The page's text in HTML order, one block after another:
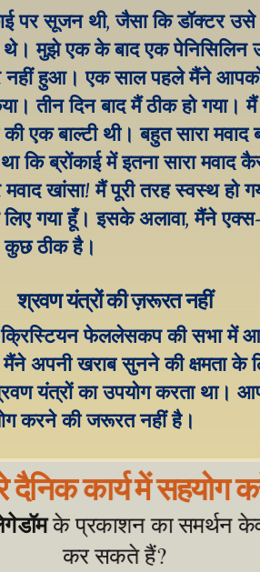
पर सूजन थी, जैसा कि डॉक्टर
मुझे एक के बाद एक पेनिसिलिन
हुआ। एक साल पहले मैंने
तीन दिन बाद मैं ठीक हो गया।
एक बाल्टी थी। बहुत सारा
कि ब्रोंकाई में इतना सारा मवाद
खांसा! मैं पूरी तरह स्वस्थ हो
गया हूँ। इसके अलावा, मैंने
ठीक है।
श्रवण यंत्रों की ज़रूरत नहीं
क्रिस्टियन फेललेसकप की सभा में
अपनी खराब सुनने की क्षमता के
यंत्रों का उपयोग करता था।
करने की जरूरत नहीं है।
दैनिक कार्य में सहयोग
के प्रकाशन का समर्थन
कर सकते हैं?